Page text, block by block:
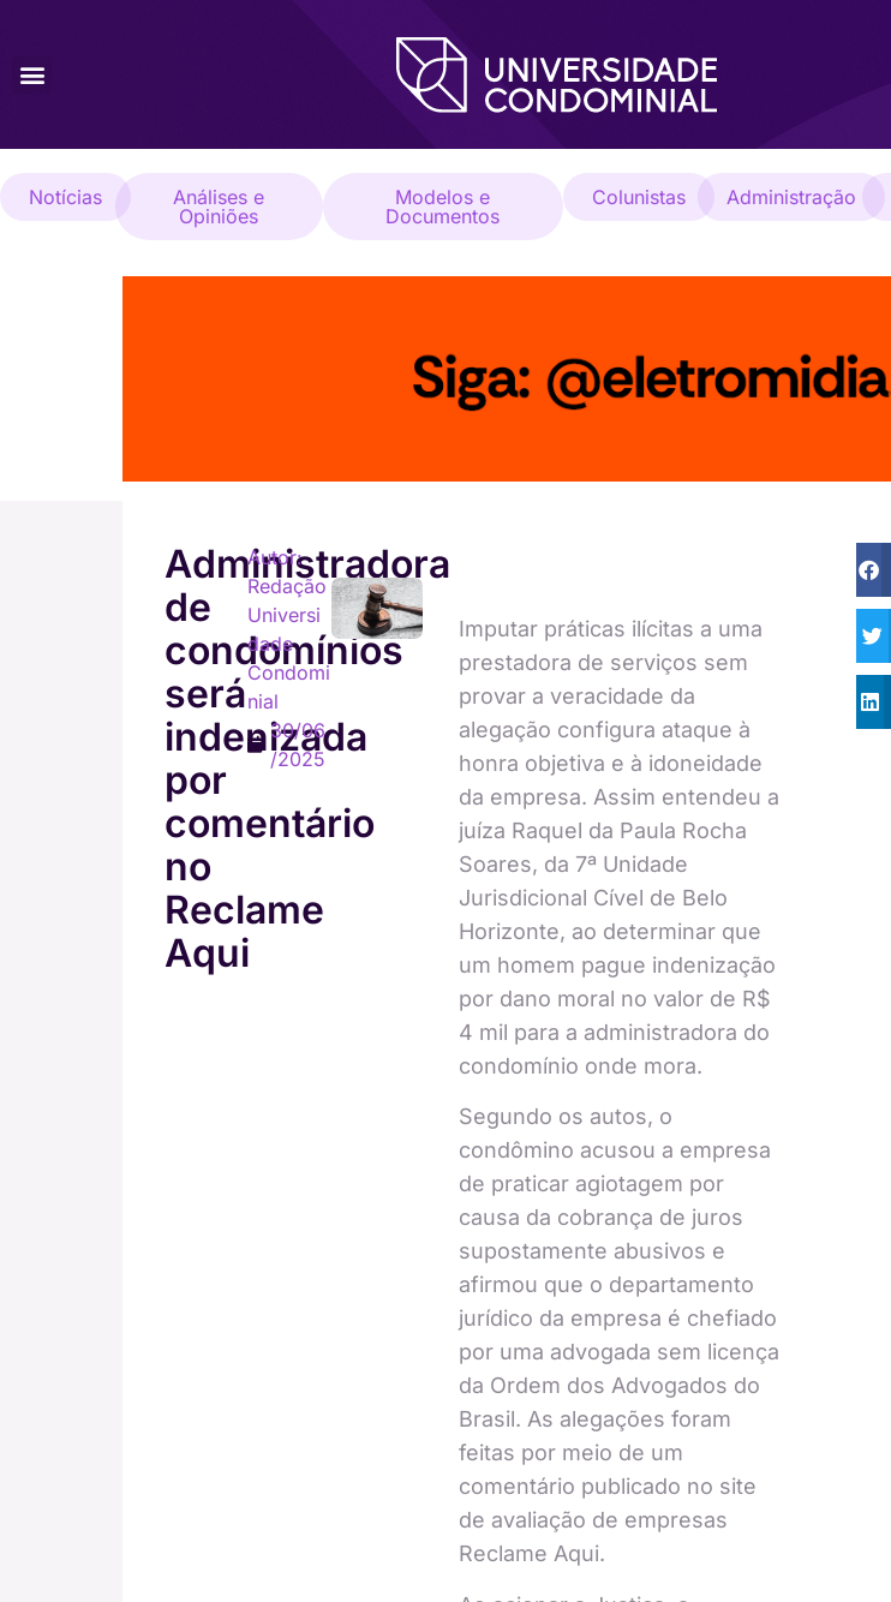
Notícias
Análises e
Opiniões
Modelos e
Documentos
Colunistas Administração
Administradora
de
condomínios
será
indenizada
por
comentário
no
Reclame
Aqui
Autor:
Redação
Universi
dade
Condomi
nial
30/06
/2025
Imputar práticas ilícitas a uma
prestadora de serviços sem
provar a veracidade da
alegação configura ataque à
honra objetiva e à idoneidade
da empresa. Assim entendeu a
juíza Raquel da Paula Rocha
Soares, da 7ª Unidade
Jurisdicional Cível de Belo
Horizonte, ao determinar que
um homem pague indenização
por dano moral no valor de R$
4 mil para a administradora do
condomínio onde mora.
Segundo os autos, o
condômino acusou a empresa
de praticar agiotagem por
causa da cobrança de juros
supostamente abusivos e
afirmou que o departamento
jurídico da empresa é chefiado
por uma advogada sem licença
da Ordem dos Advogados do
Brasil. As alegações foram
feitas por meio de um
comentário publicado no site
de avaliação de empresas
Reclame Aqui.